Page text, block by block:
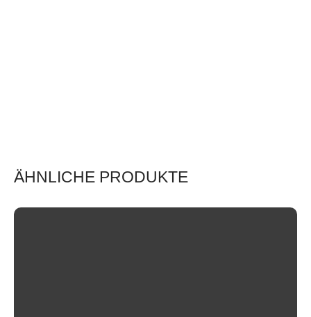
ÄHNLICHE PRODUKTE